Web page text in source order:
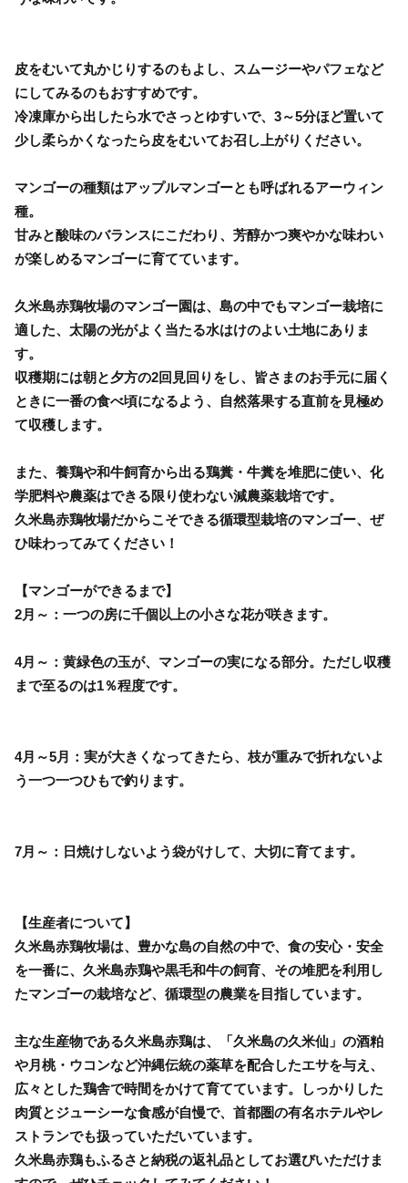
皮をむいて丸かじりするのもよし、スムージーやパフェなど
にしてみるのもおすすめです。
冷凍庫から出したら水でさっとゆすいで、3～5分ほど置いて
少し柔らかくなったら皮をむいてお召し上がりください。
マンゴーの種類はアップルマンゴーとも呼ばれるアーウィン
種。
甘みと酸味のバランスにこだわり、芳醇かつ爽やかな味わい
が楽しめるマンゴーに育てています。
久米島赤鶏牧場のマンゴー園は、島の中でもマンゴー栽培に
適した、太陽の光がよく当たる水はけのよい土地にありま
す。
収穫期には朝と夕方の2回見回りをし、皆さまのお手元に届く
ときに一番の食べ頃になるよう、自然落果する直前を見極め
て収穫します。
また、養鶏や和牛飼育から出る鶏糞・牛糞を堆肥に使い、化
学肥料や農薬はできる限り使わない減農薬栽培です。
久米島赤鶏牧場だからこそできる循環型栽培のマンゴー、ぜ
ひ味わってみてください！
【マンゴーができるまで】
2月～：一つの房に千個以上の小さな花が咲きます。
4月～：黄緑色の玉が、マンゴーの実になる部分。ただし収穫
まで至るのは1％程度です。
4月～5月：実が大きくなってきたら、枝が重みで折れないよ
う一つ一つひもで釣ります。
7月～：日焼けしないよう袋がけして、大切に育てます。
【生産者について】
久米島赤鶏牧場は、豊かな島の自然の中で、食の安心・安全
を一番に、久米島赤鶏や黒毛和牛の飼育、その堆肥を利用し
たマンゴーの栽培など、循環型の農業を目指しています。
主な生産物である久米島赤鶏は、「久米島の久米仙」の酒粕
や月桃・ウコンなど沖縄伝統の薬草を配合したエサを与え、
広々とした鶏舎で時間をかけて育てています。しっかりした
肉質とジューシーな食感が自慢で、首都圏の有名ホテルやレ
ストランでも扱っていただいています。
久米島赤鶏もふるさと納税の返礼品としてお選びいただけま